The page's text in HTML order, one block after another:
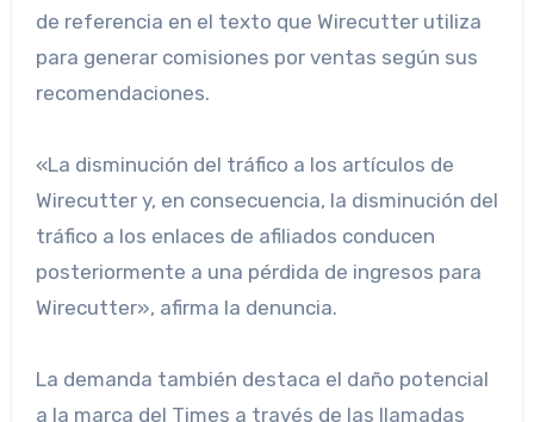
de referencia en el texto que Wirecutter utiliza
para generar comisiones por ventas según sus
recomendaciones.
«La disminución del tráfico a los artículos de
Wirecutter y, en consecuencia, la disminución del
tráfico a los enlaces de afiliados conducen
posteriormente a una pérdida de ingresos para
Wirecutter», afirma la denuncia.
La demanda también destaca el daño potencial
a la marca del Times a través de las llamadas